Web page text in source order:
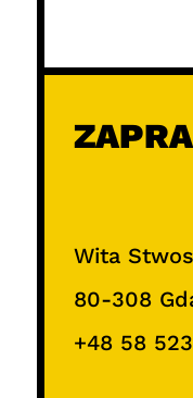
Wita
80-308
+48 58